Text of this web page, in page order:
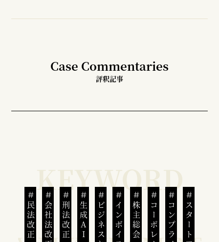
Case Commentaries
評釈記事
民法改正 会社法改正 刑法改正 生成AI 株主総会